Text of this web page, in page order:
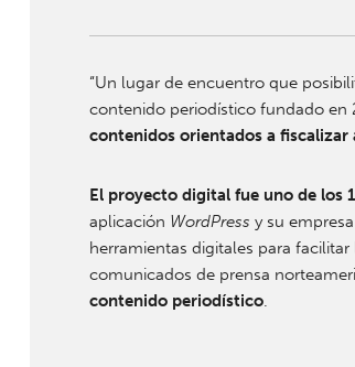
“Un lugar de encuentro que
contenido periodístico fundado en
contenidos orientados a fiscalizar
El proyecto digital fue uno de los
aplicación WordPress y su
herramientas digitales para
comunicados de prensa
contenido periodístico.